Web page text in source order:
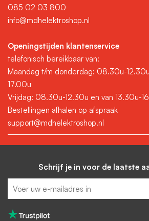
085 02 03 800
info@mdhelektroshop.nl
Openingstijden klantenservice
telefonisch bereikbaar van:
Maandag t/m donderdag: 08.30u-
17.00u
Vrijdag: 08.30u-12.30u en van 13.30u-
Bestellingen afhalen op afspraak
support@mdhelektroshop.nl
Schrijf je in voor de laatste